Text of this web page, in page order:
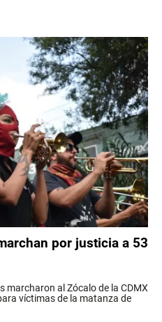
por justicia a 53
marcharon al Zócalo de la CDMX
víctimas de la matanza de